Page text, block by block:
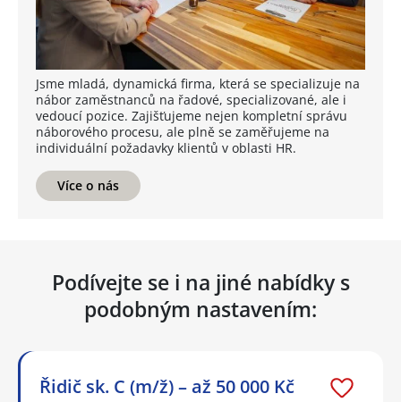
Jsme mladá, dynamická firma, která se specializuje na
nábor zaměstnanců na řadové, specializované, ale i
vedoucí pozice. Zajišťujeme nejen kompletní správu
náborového procesu, ale plně se zaměřujeme na
individuální požadavky klientů v oblasti HR.
Více o nás
Podívejte se i na jiné nabídky s
podobným nastavením:
Řidič sk. C (m/ž) – až 50 000 Kč